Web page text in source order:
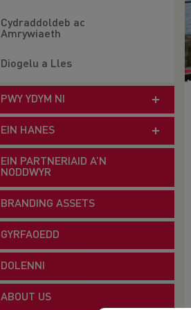
Cydraddoldeb ac
Amrywiaeth
Diogelu a Lles
PWY YDYM NI
EIN HANES
EIN PARTNERIAID A’N
NODDWYR
BRANDING ASSETS
GYRFAOEDD
DOLENNI
ABOUT US